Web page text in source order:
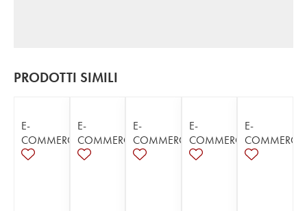
PRODOTTI SIMILI
E-
COMMERCE
E-
COMMERCE
E-
COMMERCE
E-
COMMERCE
E-
COMMERCE